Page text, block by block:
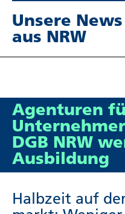
Unsere News
aus NRW
Agenturen
DGB NRW
Ausbil­dung
Halbzeit auf